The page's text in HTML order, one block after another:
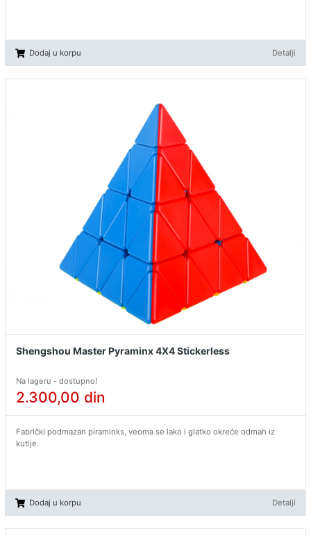
Dodaj u korpu Detalji
Shengshou Master Pyraminx 4X4 Stickerless
Na lageru - dostupno!
2.300,00 din
Fabrički podmazan piraminks, veoma se lako i glatko okreće odmah iz
kutije.
Dodaj u korpu Detalji